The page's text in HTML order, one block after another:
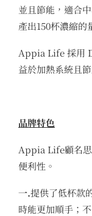
並且節能，適合
產出150杯濃縮的
Appia Life 採用
益於加熱系統且節
品牌特色
Appia Life顧名
便利性。
一.提供了低杯款
時能更加順手；